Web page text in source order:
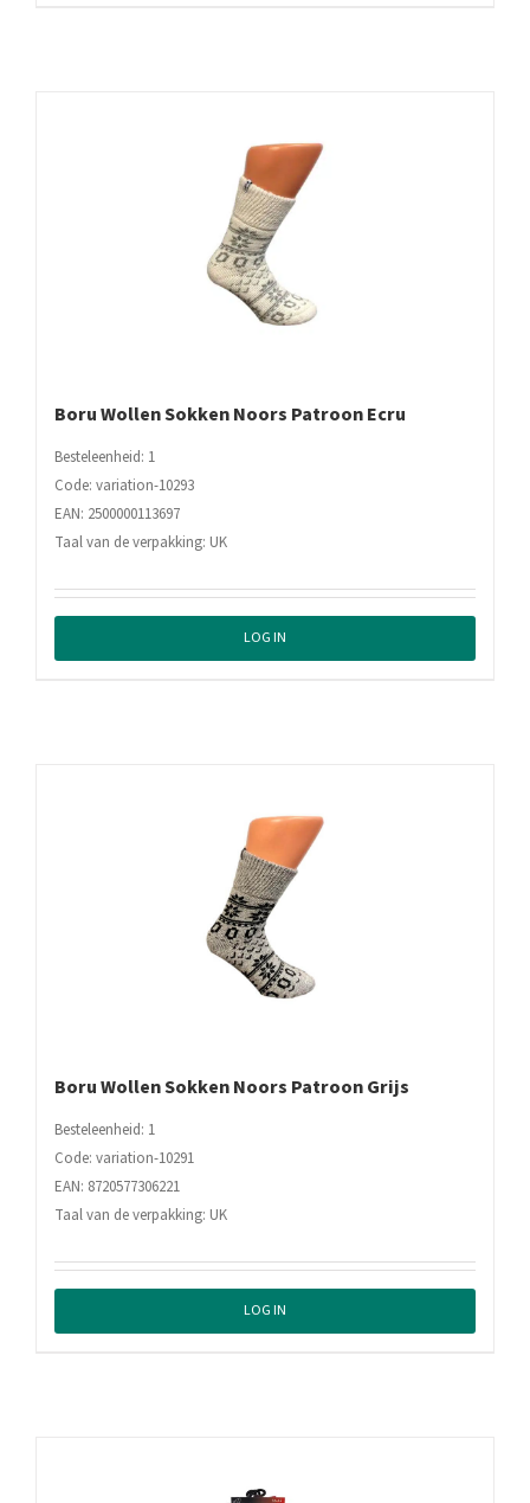
Boru Wollen Sokken Noors Patroon Ecru
Besteleenheid: 1
Code: variation-10293
EAN: 2500000113697
Taal van de verpakking: UK
LOG IN
Boru Wollen Sokken Noors Patroon Grijs
Besteleenheid: 1
Code: variation-10291
EAN: 8720577306221
Taal van de verpakking: UK
LOG IN